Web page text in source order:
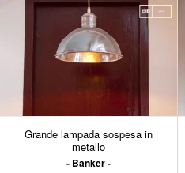
Grande lampada sospesa in
metallo
Banker